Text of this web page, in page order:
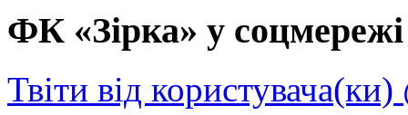
ФК «Зірка» у
Твіти від